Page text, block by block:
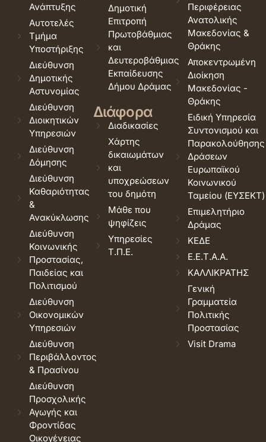
Ανάπτυξης
Αυτοτελές
Τμήμα
Υποστήριξης
Διεύθυνση
Δημοτικής
Αστυνομίας
Διεύθυνση
Διοικητικών
Υπηρεσιών
Διεύθυνση
Δόμησης
Διεύθυνση
Καθαριότητας
&
Ανακύκλωσης
Διεύθυνση
Κοινωνικής
Προστασίας,
Παιδείας και
Πολιτισμού
Διεύθυνση
Οικονομικών
Υπηρεσιών
Διεύθυνση
Περιβάλλοντος
& Πρασίνου
Διεύθυνση
Προσχολικής
Αγωγής και
Φροντίδας
Οικογένειας
Δημοτική
Επιτροπή
Πρωτοβάθμιας
και
Δευτεροβάθμιας
Εκπαίδευσης
Δήμου Δράμας
Διάφορα
Διαδικασίες
Χάρτης
δικαιωμάτων
και
υποχρεώσεων
του δημότη
Μάθε που
ψηφίζεις
Υπηρεσίες
Τ.Π.Ε.
Περιφέρειας
Ανατολικής
Μακεδονίας &
Θράκης
Αποκεντρωμένη
Διοίκηση
Μακεδονίας -
Θράκης
Ειδική Υπηρεσία
Συντονισμού και
Παρακολούθησης
Δράσεων
Ευρωπαϊκού
Κοινωνικού
Ταμείου (ΕΥΣΕΚΤ)
Επιμελητήριο
Δράμας
ΚΕΔΕ
Ε.Ε.Τ.Α.Α.
ΚΑΛΛΙΚΡΑΤΗΣ
Γενική
Γραμματεία
Πολιτικής
Προστασίας
Visit Drama